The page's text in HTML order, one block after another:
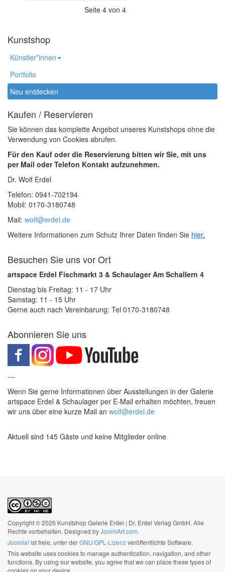
Seite 4 von 4
Kunstshop
Künstler*innen
Portfolio
Neu entdecken
Kaufen / Reservieren
Sie können das komplette Angebot unseres Kunstshops ohne die
Verwendung von Cookies abrufen.
Für den Kauf oder die Reservierung bitten wir Sie, mit uns
per Mail oder Telefon Kontakt aufzunehmen.
Dr. Wolf Erdel
Telefon: 0941-702194
Mobil: 0170-3180748
Mail: wolf@erdel.de
Weitere Informationen zum Schutz Ihrer Daten finden Sie hier.
Besuchen Sie uns vor Ort
artspace Erdel Fischmarkt 3 & Schaulager Am Schallern 4
Dienstag bis Freitag: 11 - 17 Uhr
Samstag: 11 - 15 Uhr
Gerne auch nach Vereinbarung: Tel 0170-3180748
Abonnieren Sie uns
---
Wenn Sie gerne Informationen über Ausstellungen in der Galerie
artspace Erdel & Schaulager per E-Mail erhalten möchten, freuen
wir uns über eine kurze Mail an wolf@erdel.de
Aktuell sind 145 Gäste und keine Mitglieder online
Copyright © 2026 Kunstshop Galerie Erdel | Dr. Erdel Verlag GmbH. Alle
Rechte vorbehalten. Designed byJoomlArt.com.
Joomla!ist freie, unter derGNU/GPL-Lizenzveröffentlichte Software.
This website uses cookies to manage authentication, navigation, and other
functions. By using our website, you agree that we can place these types of
cookies on your device.